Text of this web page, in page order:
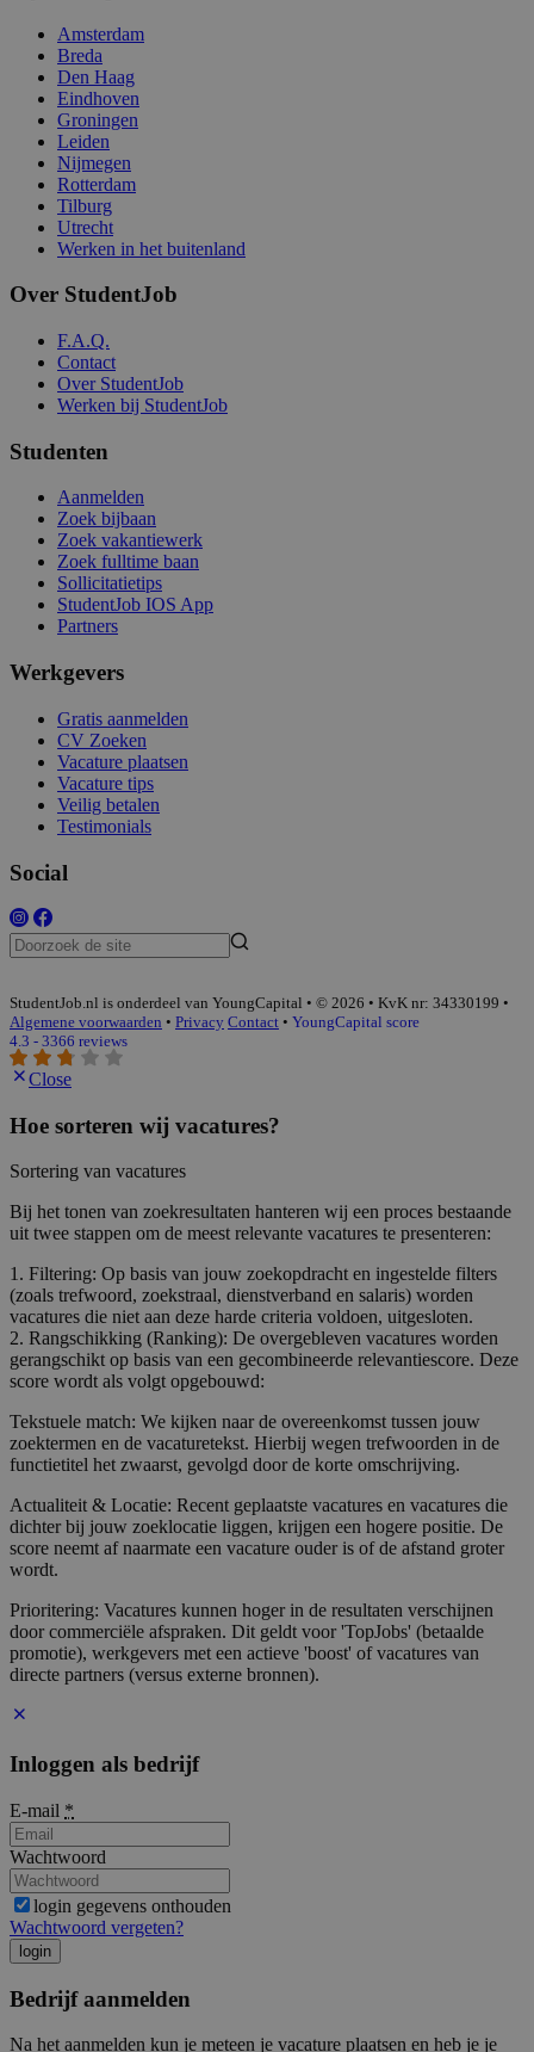
Amsterdam
Breda
Den Haag
Eindhoven
Groningen
Leiden
Nijmegen
Rotterdam
Tilburg
Utrecht
Werken in het buitenland
Over StudentJob
F.A.Q.
Contact
Over StudentJob
Werken bij StudentJob
Studenten
Aanmelden
Zoek bijbaan
Zoek vakantiewerk
Zoek fulltime baan
Sollicitatietips
StudentJob IOS App
Partners
Werkgevers
Gratis aanmelden
CV Zoeken
Vacature plaatsen
Vacature tips
Veilig betalen
Testimonials
Social
StudentJob.nl is onderdeel van YoungCapital • © 2026 • KvK nr: 34330199 •
Algemene voorwaarden • Privacy Contact • YoungCapital score
4.3 - 3366 reviews
Close
Hoe sorteren wij vacatures?
Sortering van vacatures
Bij het tonen van zoekresultaten hanteren wij een proces bestaande
uit twee stappen om de meest relevante vacatures te presenteren:
1. Filtering: Op basis van jouw zoekopdracht en ingestelde filters
(zoals trefwoord, zoekstraal, dienstverband en salaris) worden
vacatures die niet aan deze harde criteria voldoen, uitgesloten.
2. Rangschikking (Ranking): De overgebleven vacatures worden
gerangschikt op basis van een gecombineerde relevantiescore. Deze
score wordt als volgt opgebouwd:
Tekstuele match: We kijken naar de overeenkomst tussen jouw
zoektermen en de vacaturetekst. Hierbij wegen trefwoorden in de
functietitel het zwaarst, gevolgd door de korte omschrijving.
Actualiteit & Locatie: Recent geplaatste vacatures en vacatures die
dichter bij jouw zoeklocatie liggen, krijgen een hogere positie. De
score neemt af naarmate een vacature ouder is of de afstand groter
wordt.
Prioritering: Vacatures kunnen hoger in de resultaten verschijnen
door commerciële afspraken. Dit geldt voor 'TopJobs' (betaalde
promotie), werkgevers met een actieve 'boost' of vacatures van
directe partners (versus externe bronnen).
Inloggen als bedrijf
E-mail *
Wachtwoord
login gegevens onthouden
Wachtwoord vergeten?
login
Bedrijf aanmelden
Na het aanmelden kun je meteen je vacature plaatsen en heb je je